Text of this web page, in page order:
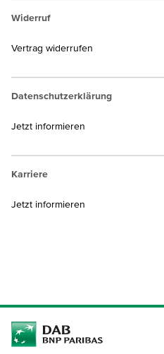
Widerruf
Vertrag widerrufen
Datenschutzerklärung
Jetzt informieren
Karriere
Jetzt informieren